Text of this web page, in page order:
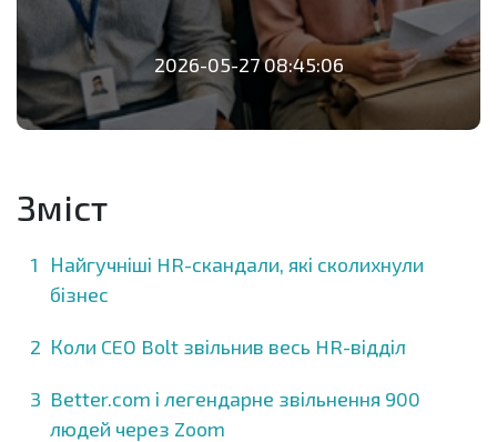
2026-05-27 08:45:06
Зміст
Найгучніші HR-скандали, які сколихнули
бізнес
Коли CEO Bolt звільнив весь HR-відділ
Better.com і легендарне звільнення 900
людей через Zoom